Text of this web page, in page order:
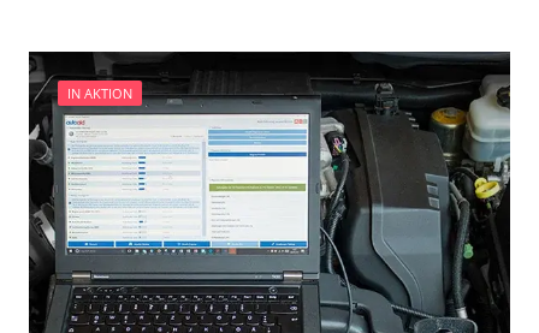
Wegfahrsperre
Zentralelektronik
Verfügbarkeit abhängig von Modell, Motorisierung, Ausstattung
und Konfiguration
IN AKTION